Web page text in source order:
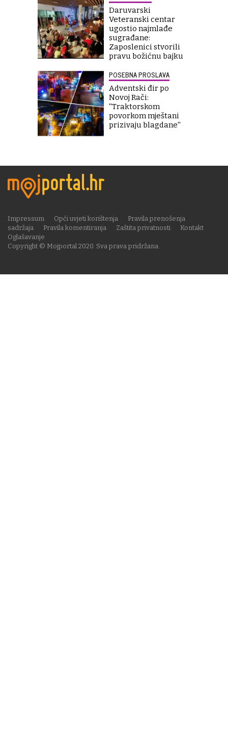
Daruvarski
Veteranski centar
ugostio najmlađe
sugrađane:
Zaposlenici stvorili
pravu božićnu bajku
POSEBNA PROSLAVA
Adventski đir po
Novoj Rači:
''Traktorskom
povorkom mještani
prizivaju blagdane''
Copyright © Mojportal 2020. Sva prava pridržana.
Impressum Opći uvjeti korištenja
Pravila prenošenja
sadržaja
Pravila komentiranja Zaštita privatnosti
Kontakt
Oglašavanje